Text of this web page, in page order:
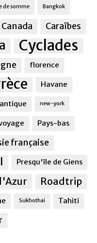
de somme Bangkok
Canada Caraîbes
Cyclades
florence
Havane
new-york
Pays-bas
française
Presqu'île de Giens
Roadtrip
Sukhothai Tahiti